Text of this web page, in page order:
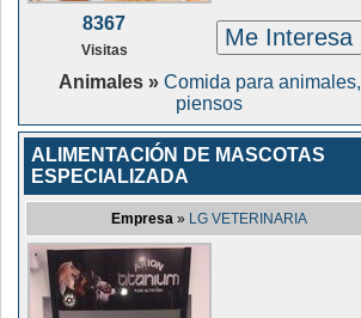
8367
Visitas Me Interesa
Animales » Comida para animales,
piensos
ALIMENTACIÓN DE MASCOTAS
ESPECIALIZADA
Empresa » LG VETERINARIA